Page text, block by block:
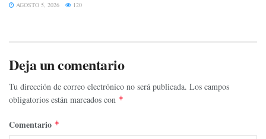
AGOSTO 5, 2026 120
Deja un comentario
Tu dirección de correo electrónico no será publicada. Los campos
obligatorios están marcados con *
Comentario *